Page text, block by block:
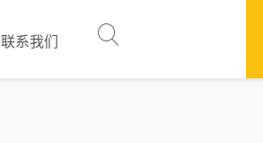
联系我们